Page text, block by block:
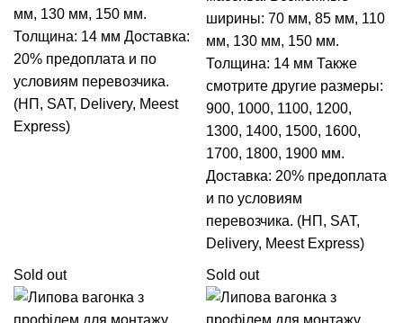
мм, 130 мм, 150 мм.
Толщина: 14 мм Доставка:
20% предоплата и по
условиям перевозчика.
(НП, SAT, Delivery, Meest
Express)
ширины: 70 мм, 85 мм, 110
мм, 130 мм, 150 мм.
Толщина: 14 мм Также
смотрите другие размеры:
900, 1000, 1100, 1200,
1300, 1400, 1500, 1600,
1700, 1800, 1900 мм.
Доставка: 20% предоплата
и по условиям
перевозчика. (НП, SAT,
Delivery, Meest Express)
Sold out Sold out